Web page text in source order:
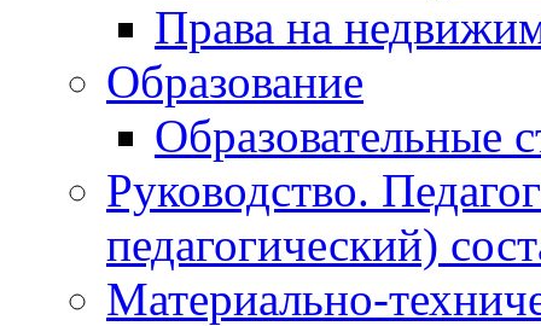
Права на
Образование
Образовательные
Руководство.
педагогический)
Материально-